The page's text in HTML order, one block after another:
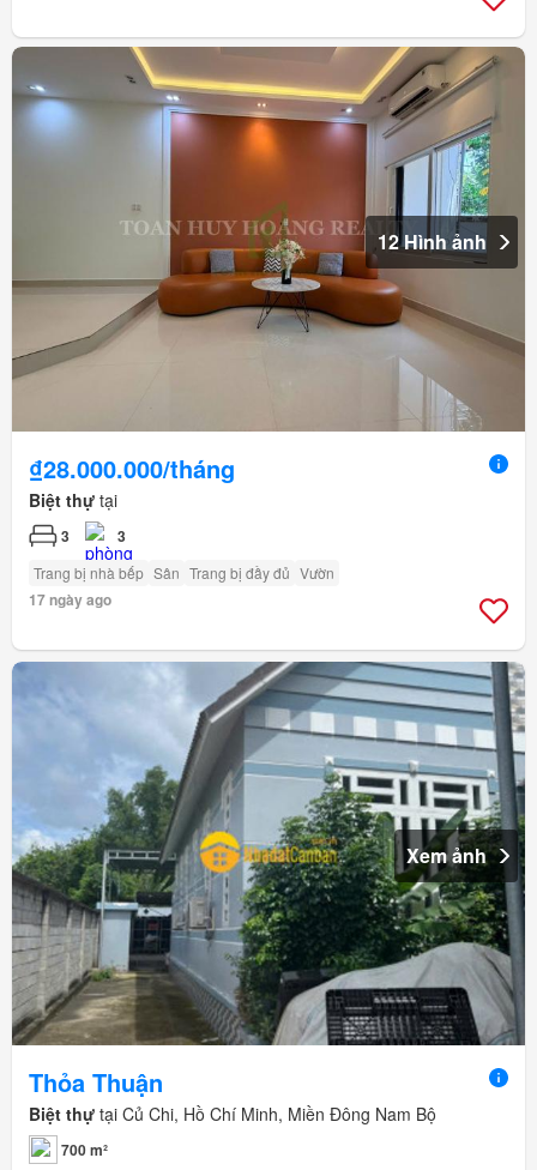
12 Hình ảnh
₫28.000.000/tháng
Biệt thự tại
3 3
Trang bị nhà bếp Sân Trang bị đầy đủ Vườn
17 ngày ago
Xem ảnh
Thỏa Thuận
Biệt thự tại Củ Chi, Hồ Chí Minh, Miền Đông Nam Bộ
700 m²